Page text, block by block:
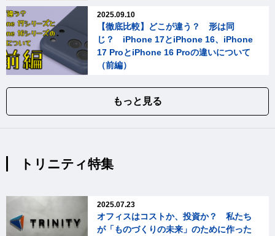
2025.09.10
【徹底比較】どこが違う？ 形は同
じ？ iPhone 17とiPhone 16、iPhone
17 ProとiPhone 16 Proの違いについて
（前編）
もっと見る
トリニティ特集
2025.07.23
オフィスはコストか、投資か？ 私たち
が「ものづくりの未来」のために作った